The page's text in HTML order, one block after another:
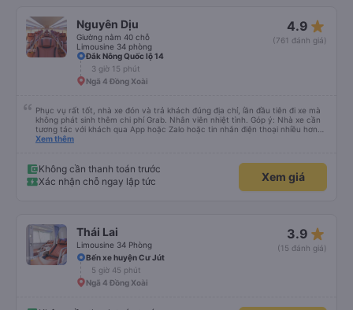
Nguyên Dịu
Giường nằm 40 chỗ
Limousine 34 phòng
4.9 star_rate
(761 đánh giá)
Đắk Nông Quốc lộ 14
3 giờ 15 phút
Ngã 4 Đồng Xoài
Phục vụ rất tốt, nhà xe đón và trả khách đúng địa chỉ, lần đầu tiên đi xe mà
không phát sinh thêm chi phí Grab. Nhân viên nhiệt tình. Góp ý: Nhà xe cần
tương tác với khách qua App hoặc Zalo hoặc tin nhắn điện thoại nhiều hơn
nữa để hành khách yên tâm đặc biệt là khách đặt vé qua App. Chân thành
Xem thêm
Không cần thanh toán trước
Xác nhận chỗ ngay lập tức
Xem giá
Thái Lai
Limousine 34 Phòng
3.9 star_rate
(15 đánh giá)
Bến xe huyện Cư Jút
5 giờ 45 phút
Ngã 4 Đồng Xoài